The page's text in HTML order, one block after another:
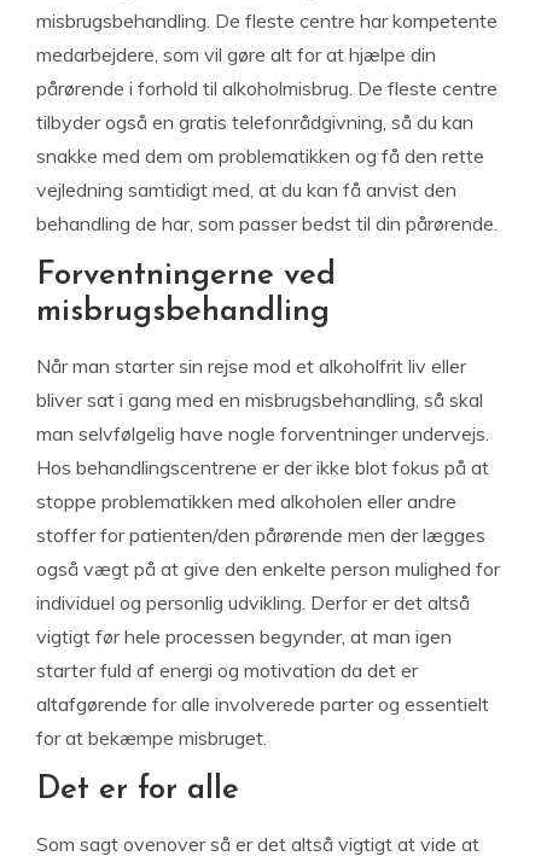
misbrugsbehandling. De fleste centre har kompetente
medarbejdere, som vil gøre alt for at hjælpe din
pårørende i forhold til alkoholmisbrug. De fleste centre
tilbyder også en gratis telefonrådgivning, så du kan
snakke med dem om problematikken og få den rette
vejledning samtidigt med, at du kan få anvist den
behandling de har, som passer bedst til din pårørende.
Forventningerne ved
misbrugsbehandling
Når man starter sin rejse mod et alkoholfrit liv eller
bliver sat i gang med en misbrugsbehandling, så skal
man selvfølgelig have nogle forventninger undervejs.
Hos behandlingscentrene er der ikke blot fokus på at
stoppe problematikken med alkoholen eller andre
stoffer for patienten/den pårørende men der lægges
også vægt på at give den enkelte person mulighed for
individuel og personlig udvikling. Derfor er det altså
vigtigt før hele processen begynder, at man igen
starter fuld af energi og motivation da det er
altafgørende for alle involverede parter og essentielt
for at bekæmpe misbruget.
Det er for alle
Som sagt ovenover så er det altså vigtigt at vide at